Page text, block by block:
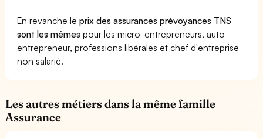
En revanche leprix des assurances prévoyances TNS
sont les mêmes pour les micro-entrepreneurs, auto-
entrepreneur, professions libérales et chef d'entreprise
non salarié.
Les autres métiers dans la même famille
Assurance